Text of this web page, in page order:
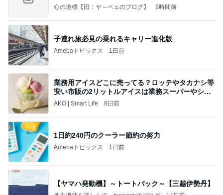
心の道標【旧：ヤ～ベェのブログ】 9時間前
子連れ旅必見の乗れるキャリー進化版
Amebaトピックス 1日前
業務用アイスどこに売ってる？ロッテやタカナシ等
安い市販の2リットルアイスは業務スーパーやシャ
トレ
AKO | Smart Life 8日前
1日約240円のクーラー節約の努力
Amebaトピックス 1日前
【ヤマハ発動機】～トートバック～【三越伊勢丹】